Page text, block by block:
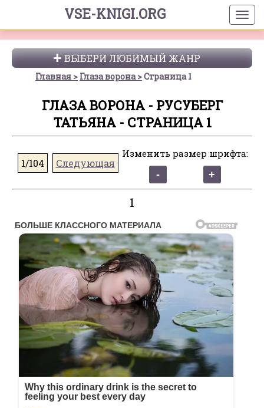
VSE-KNIGI.ORG
ВЫБЕРИ ЛЮБИМЫЙ ЖАНР
Главная Глаза ворона Страница 1
ГЛАЗА ВОРОНА - РУСУБЕРГ
ТАТЬЯНА - СТРАНИЦА 1
1/104 Следующая
Изменить размер шрифта:
1